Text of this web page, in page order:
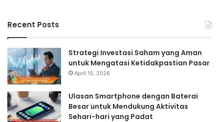
Recent Posts
Strategi Investasi Saham yang Aman
untuk Mengatasi Ketidakpastian Pasar
April 15, 2026
Ulasan Smartphone dengan Baterai
Besar untuk Mendukung Aktivitas
Sehari-hari yang Padat